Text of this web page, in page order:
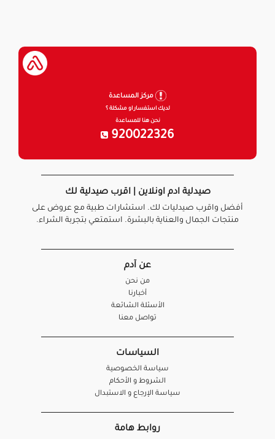
مركز المساعدة
لديك استفسار او مشكلة ؟
نحن هنا للمساعدة
920022326
صيدلية ادم اونلاين | اقرب صيدلية لك
أفضل واقرب صيدليات لك. استشارات طبية مع عروض على
منتجات الجمال والعناية بالبشرة. استمتعي بتجربة الشراء.
عن آدم
من نحن
أخبارنا
الأسئلة الشائعة
تواصل معنا
السياسات
سياسة الخصوصية
الشروط و الأحكام
سياسة الإرجاع و الاستبدال
روابط هامة